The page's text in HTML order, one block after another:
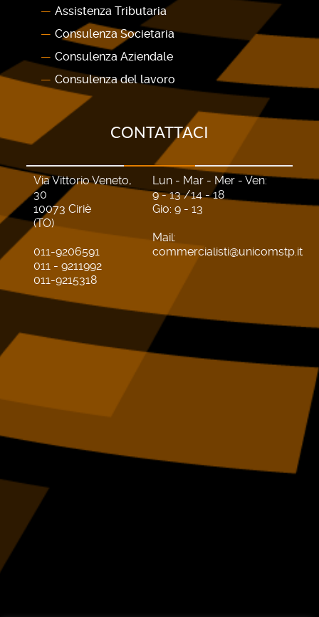
Assistenza Tributaria
Consulenza Societaria
Consulenza Aziendale
Consulenza del lavoro
CONTATTACI
Via Vittorio Veneto,
30
10073 Ciriè
(TO)
011-9206591
011 - 9211992
011-9215318
Lun - Mar - Mer - Ven:
9 - 13 /14 - 18
Gio: 9 - 13
Mail:
commercialisti@unicomstp.it